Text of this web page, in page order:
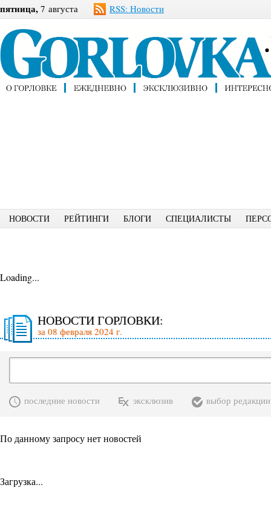
пятница, 7 августа RSS: Новости
НОВОСТИ РЕЙТИНГИ БЛОГИ СПЕЦИАЛИСТЫ
Loading...
НОВОСТИ ГОРЛОВКИ:
за 08 февраля 2024 г.
последние новости эксклюзив выбор редакции
По данному запросу нет новостей
Загрузка...